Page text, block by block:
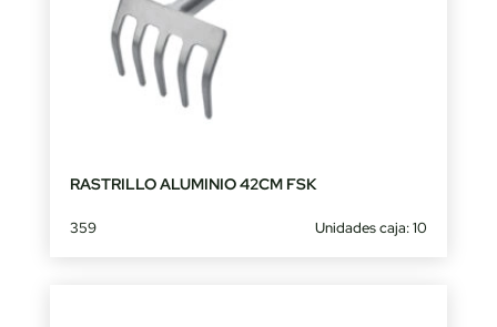
RASTRILLO ALUMINIO 42CM FSK
359 Unidades caja: 10